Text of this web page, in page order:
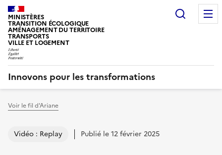
MINISTÈRES
TRANSITION ÉCOLOGIQUE
AMÉNAGEMENT DU TERRITOIRE
TRANSPORTS
VILLE ET LOGEMENT
Innovons pour les transformations
Voir le fil d'Ariane
Vidéo : Replay Publié le 12 février 2025